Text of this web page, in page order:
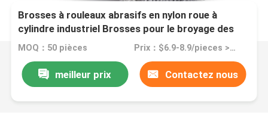
Brosses à rouleaux abrasifs en nylon roue à
cylindre industriel Brosses pour le broyage des
grains de bois
MOQ：50 pièces Prix：$6.9-8.9/pieces >=50 pieces
meilleur prix Contactez nous